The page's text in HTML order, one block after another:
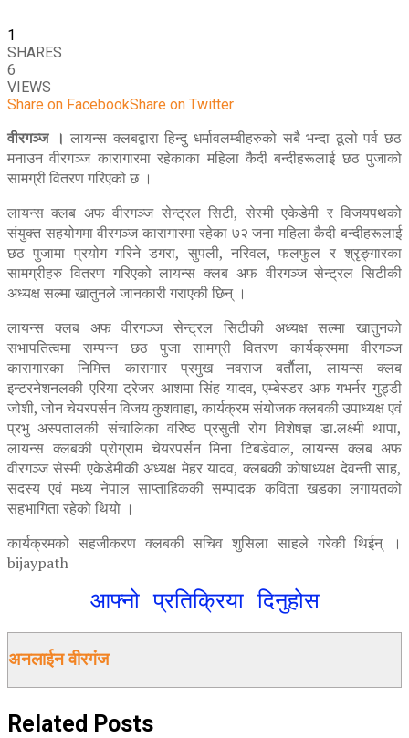
1
SHARES
6
VIEWS
Share on FacebookShare on Twitter
वीरगञ्ज । लायन्स क्लबद्वारा हिन्दु धर्मावलम्बीहरुको सबै भन्दा ठूलो पर्व छठ
मनाउन वीरगञ्ज कारागारमा रहेकाका महिला कैदी बन्दीहरूलाई छठ पुजाको
सामग्री वितरण गरिएको छ ।
लायन्स क्लब अफ वीरगञ्ज सेन्ट्रल सिटी, सेस्मी एकेडेमी र विजयपथको
संयुक्त सहयोगमा वीरगञ्ज कारागारमा रहेका ७२ जना महिला कैदी बन्दीहरूलाई
छठ पुजामा प्रयोग गरिने डगरा, सुपली, नरिवल, फलफुल र श्रृङ्गारका
सामग्रीहरु वितरण गरिएको लायन्स क्लब अफ वीरगञ्ज सेन्ट्रल सिटीकी
अध्यक्ष सल्मा खातुनले जानकारी गराएकी छिन् ।
लायन्स क्लब अफ वीरगञ्ज सेन्ट्रल सिटीकी अध्यक्ष सल्मा खातुनको
सभापतित्वमा सम्पन्न छठ पुजा सामग्री वितरण कार्यक्रममा वीरगञ्ज
कारागारका निमित्त कारागार प्रमुख नवराज बर्ताैला, लायन्स क्लब
इन्टरनेशनलकी एरिया ट्रेजर आशमा सिंह यादव, एम्बेस्डर अफ गभर्नर गुड्डी
जोशी, जोन चेयरपर्सन विजय कुशवाहा, कार्यक्रम संयोजक क्लबकी उपाध्यक्ष एवं
प्रभु अस्पतालकी संचालिका वरिष्ठ प्रसुती रोग विशेषज्ञ डा.लक्ष्मी थापा,
लायन्स क्लबकी प्रोग्राम चेयरपर्सन मिना टिबडेवाल, लायन्स क्लब अफ
वीरगञ्ज सेस्मी एकेडेमीकी अध्यक्ष मेहर यादव, क्लबकी कोषाध्यक्ष देवन्ती साह,
सदस्य एवं मध्य नेपाल साप्ताहिककी सम्पादक कविता खडका लगायतको
सहभागिता रहेको थियो ।
कार्यक्रमको सहजीकरण क्लबकी सचिव शुसिला साहले गरेकी थिईन् ।
bijaypath
आफ्नो प्रतिक्रिया दिनुहोस
अनलाईन वीरगंज
Related Posts